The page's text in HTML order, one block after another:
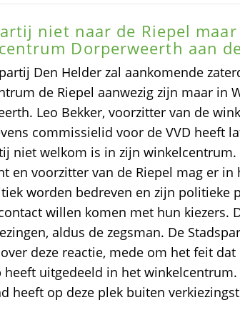
niet naar de Riepel
Dorperweerth aan
Den Helder zal aankomende
de Riepel aanwezig zijn maar in
Leo Bekker, voorzitter van de
commissielid voor de VVD heeft
niet welkom is in zijn winkelcentrum.
en voorzitter van de Riepel mag er
worden bedreven en zijn politieke
willen komen met hun kiezers.
aldus de zegsman. De
deze reactie, mede om het feit
heeft uitgedeeld in het
heeft op deze plek buiten